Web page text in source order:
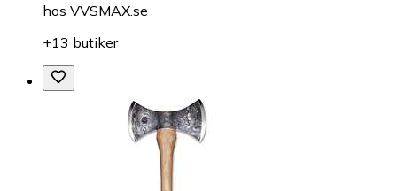
hos VVSMAX.se
+13 butiker